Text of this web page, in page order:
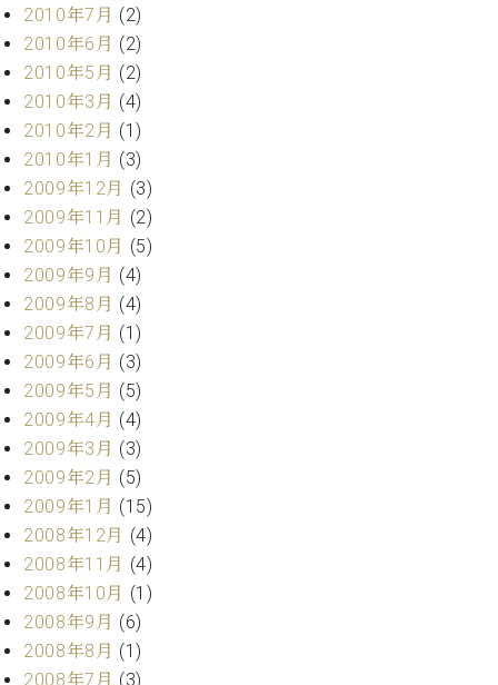
わ
せ
尾山調律師のブ
ログ Die
Musikgasse（音
楽の小道）
2010年7月 (2)
2010年6月 (2)
2010年5月 (2)
2010年3月 (4)
2010年2月 (1)
2010年1月 (3)
2009年12月 (3)
2009年11月 (2)
2009年10月 (5)
2009年9月 (4)
2009年8月 (4)
2009年7月 (1)
2009年6月 (3)
2009年5月 (5)
2009年4月 (4)
2009年3月 (3)
2009年2月 (5)
2009年1月 (15)
2008年12月 (4)
2008年11月 (4)
2008年10月 (1)
2008年9月 (6)
2008年8月 (1)
2008年7月 (3)